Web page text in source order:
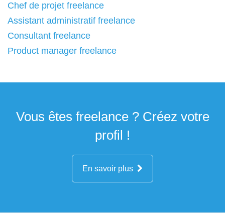
Chef de projet freelance
Assistant administratif freelance
Consultant freelance
Product manager freelance
Vous êtes freelance ? Créez votre
profil !
En savoir plus